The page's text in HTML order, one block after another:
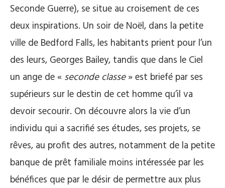
Seconde Guerre), se situe au croisement de ces
deux inspirations. Un soir de Noël, dans la petite
ville de Bedford Falls, les habitants prient pour l’un
des leurs, Georges Bailey, tandis que dans le Ciel
un ange de « seconde classe» est briefé par ses
supérieurs sur le destin de cet homme qu’il va
devoir secourir. On découvre alors la vie d’un
individu qui a sacrifié ses études, ses projets, se
rêves, au profit des autres, notamment de la petite
banque de prêt familiale moins intéressée par les
bénéfices que par le désir de permettre aux plus